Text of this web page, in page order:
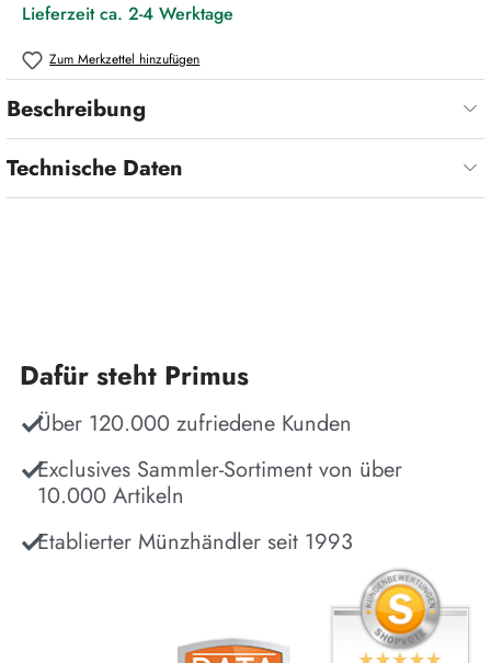
Lieferzeit ca. 2-4 Werktage
Zum Merkzettel hinzufügen
Beschreibung
Technische Daten
Dafür steht Primus
Über 120.000 zufriedene Kunden
Exclusives Sammler-Sortiment von über
10.000 Artikeln
Etablierter Münzhändler seit 1993